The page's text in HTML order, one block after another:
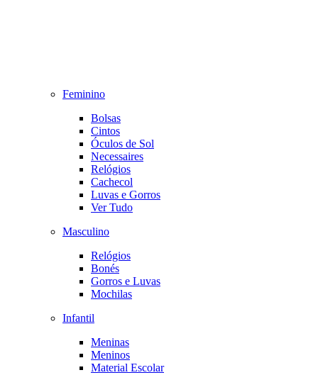
Feminino
Bolsas
Cintos
Óculos de Sol
Necessaires
Relógios
Cachecol
Luvas e Gorros
Ver Tudo
Masculino
Relógios
Bonés
Gorros e Luvas
Mochilas
Infantil
Meninas
Meninos
Material Escolar